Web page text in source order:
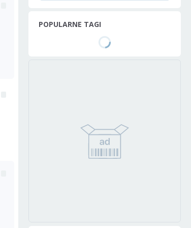
POPULARNE TAGI